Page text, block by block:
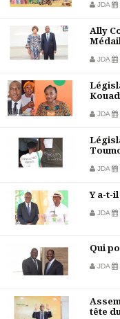
JDA
Ally
JDA
JDA
JDA
Y a-t-
JDA
Qui
JDA
tête